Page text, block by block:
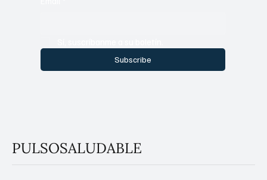
Subscribe
PULSOSALUDABLE